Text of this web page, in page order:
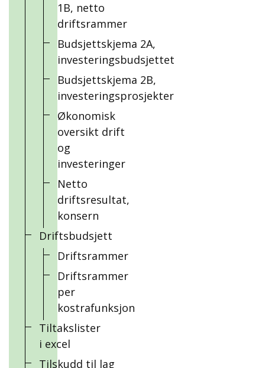
1B, netto
driftsrammer
Budsjettskjema 2A,
investeringsbudsjettet
Budsjettskjema 2B,
investeringsprosjekter
Økonomisk
oversikt drift
og
investeringer
Netto
driftsresultat,
konsern
Driftsbudsjett
Driftsrammer
Driftsrammer
per
kostrafunksjon
Tiltakslister
i excel
Tilskudd til lag